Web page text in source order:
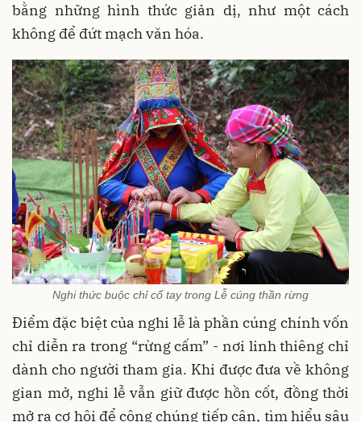
bằng những hình thức giản dị, như một cách
không để đứt mạch văn hóa.
Nghi thức buộc chỉ cổ tay trong Lễ cúng thần rừng
Điểm đặc biệt của nghi lễ là phần cúng chính vốn
chỉ diễn ra trong “rừng cấm” - nơi linh thiêng chỉ
dành cho người tham gia. Khi được đưa về không
gian mở, nghi lễ vẫn giữ được hồn cốt, đồng thời
mở ra cơ hội để công chúng tiếp cận, tìm hiểu sâu